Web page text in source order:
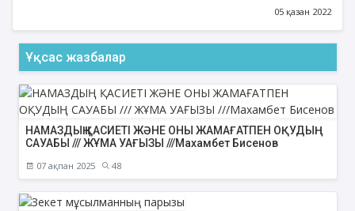
05 қазан 2022
Ұқсас жазбалар
НАМАЗДЫҢ ҚАСИЕТІ ЖӘНЕ ОНЫ ЖАМАҒАТПЕН ОҚУДЫҢ
САУАБЫ /// ЖҰМА УАҒЫЗЫ ///Махамбет Бисенов
07 ақпан 2025 48